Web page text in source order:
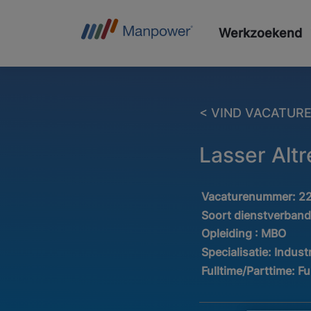
Werkzoekend
< VIND
Lasser
Vacaturenummer:
Soort
Opleiding : MBO
Specialisatie:
Fulltime/Parttime: